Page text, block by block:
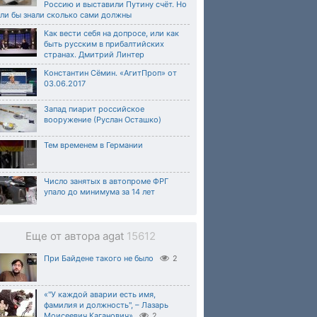
Россию и выставили Путину счёт. Но
бы знали сколько сами должны
Как вести себя на допросе, или как
быть русским в прибалтийских
странах. Дмитрий Линтер
Константин Сёмин. «АгитПроп» от
03.06.2017
Запад пиарит российское
вооружение (Руслан Осташко)
Тем временем в Германии
Число занятых в автопроме ФРГ
упало до минимума за 14 лет
Еще от автора agat 15612
При Байдене такого не было 2
«"У каждой аварии есть имя,
фамилия и должность", – Лазарь